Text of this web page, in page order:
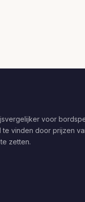
voor
vinden door prijzen
zetten.